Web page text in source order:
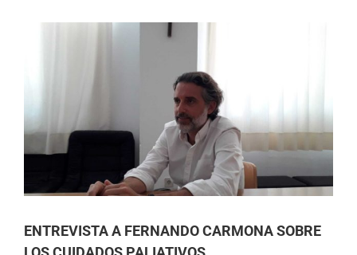
ENTREVISTA A FERNANDO CARMONA SOBRE